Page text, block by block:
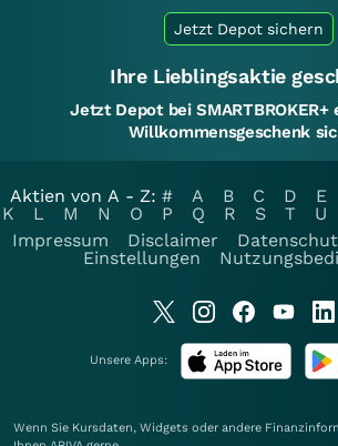
Jetzt Depot sichern
Ihre Lieblingsaktie
Jetzt Depot bei
Willkommensgeschenk
Aktien von A - Z: # A B C D E
K
L M N O P Q R S T U
Impressum
Disclaimer
Einstellungen
Unsere Apps:
Wenn Sie Kursdaten, Widgets oder andere